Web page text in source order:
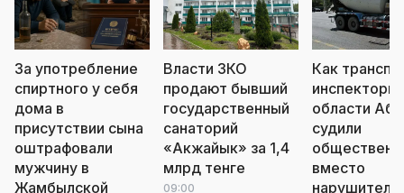
За употребление
спиртного у себя
дома в
присутствии сына
оштрафовали
мужчину в
Жамбылской
Власти ЗКО
продают бывший
государственный
санаторий
«Акжайык» за 1,4
млрд тенге
09:00
Как
инспекторы
области
судили
вместо